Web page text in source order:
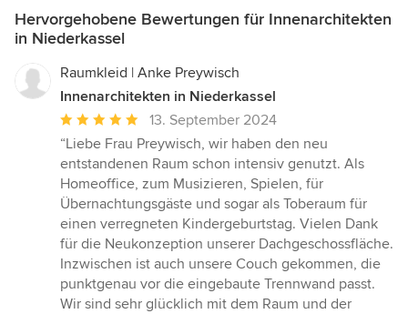
Hervorgehobene Bewertungen für Innenarchitekten
in Niederkassel
Raumkleid | Anke Preywisch
Innenarchitekten in Niederkassel
Durchschnittliche
Bewertung:
5
von
5
Sternen
13. September 2024
“Liebe Frau Preywisch, wir haben den neu
entstandenen Raum schon intensiv genutzt. Als
Homeoffice, zum Musizieren, Spielen, für
Übernachtungsgäste und sogar als Toberaum für
einen verregneten Kindergeburtstag. Vielen Dank
für die Neukonzeption unserer Dachgeschossfläche.
Inzwischen ist auch unsere Couch gekommen, die
punktgenau vor die eingebaute Trennwand passt.
Wir sind sehr glücklich mit dem Raum und der